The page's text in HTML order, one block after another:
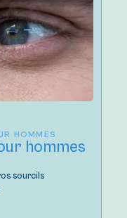
HOMMES
hommes
sourcils